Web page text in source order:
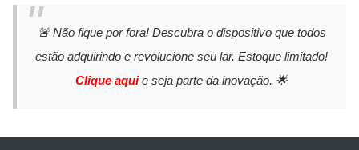
🚨 Não fique por fora! Descubra o dispositivo que todos
estão adquirindo e revolucione seu lar. Estoque limitado!
Clique aquie seja parte da inovação. 🌟